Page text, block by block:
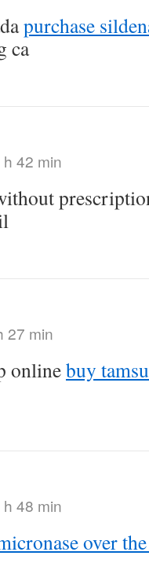
purchase
ca
42 min
27 min
onlinebuy
48 min
over